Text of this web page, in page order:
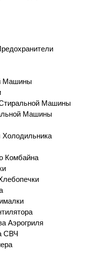
Машины
Машины
Машины
Комбайна
Аэрогриля
СВЧ